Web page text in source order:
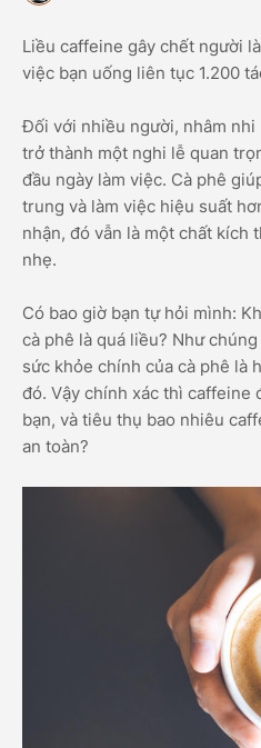
Liều caffeine gây chết người
việc bạn uống liên tục 1.200
Đối với nhiều người, nhâm nhi
trở thành một nghi lễ quan
đầu ngày làm việc. Cà phê
trung và làm việc hiệu suất
nhận, đó vẫn là một chất kích
nhẹ.
Có bao giờ bạn tự hỏi mình:
cà phê là quá liều? Như
sức khỏe chính của cà phê là
đó. Vậy chính xác thì caffeine
bạn, và tiêu thụ bao nhiêu
an toàn?